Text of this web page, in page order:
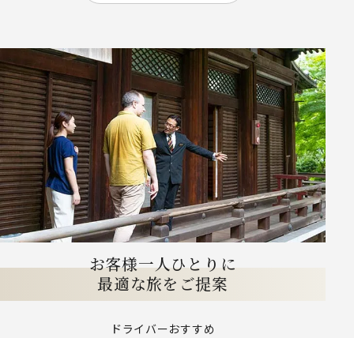
お客様一人ひとりに
最適な旅をご提案
ドライバーおすすめ